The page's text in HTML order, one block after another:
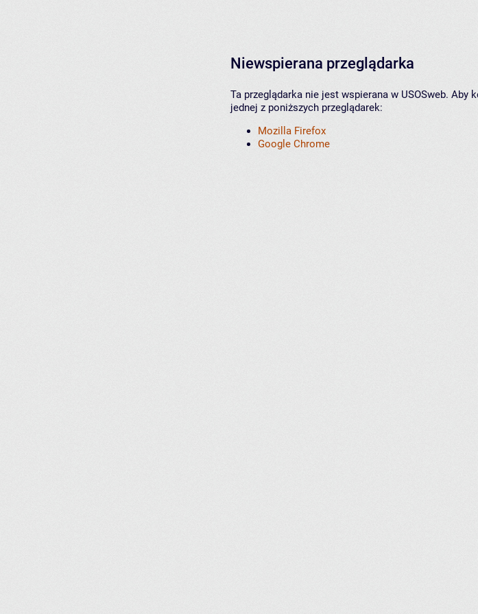
Niewspierana przeglądarka
Ta przeglądarka nie jest wspierana w USOSweb.
jednej z poniższych przeglądarek:
Mozilla Firefox
Google Chrome